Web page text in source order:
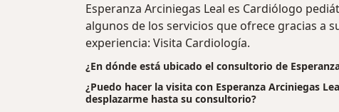
Esperanza Arciniegas Leal es Cardiólogo
algunos de los servicios que ofrece gracias a
experiencia: Visita Cardiología.
¿En dónde está ubicado el consultorio de
¿Puedo hacer la visita con Esperanza Arciniegas
desplazarme hasta su consultorio?